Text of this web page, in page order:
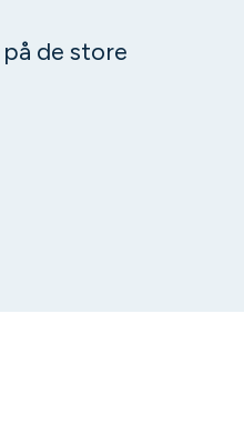
de store